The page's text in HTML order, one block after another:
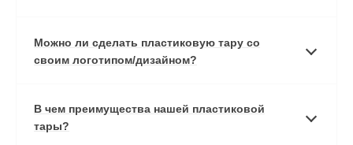
Можно ли сделать пластиковую тару со
своим логотипом/дизайном?
В чем преимущества нашей пластиковой
тары?